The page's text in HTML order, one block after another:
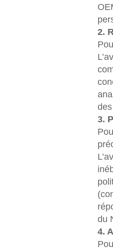
2.
3.
du
4.